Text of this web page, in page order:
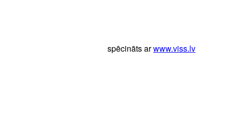
spēcināts arwww.viss.lv